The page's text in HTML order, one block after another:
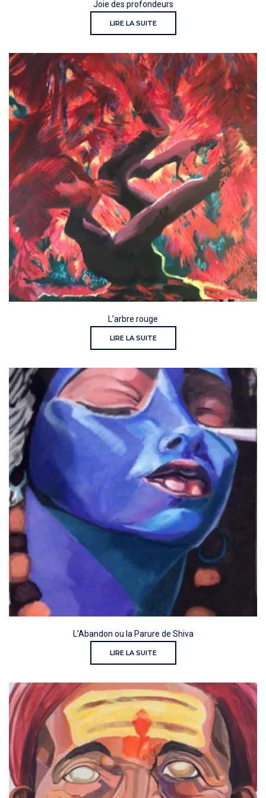
Joie des profondeurs
LIRE LA SUITE
L’arbre rouge
LIRE LA SUITE
L’Abandon ou la Parure de Shiva
LIRE LA SUITE